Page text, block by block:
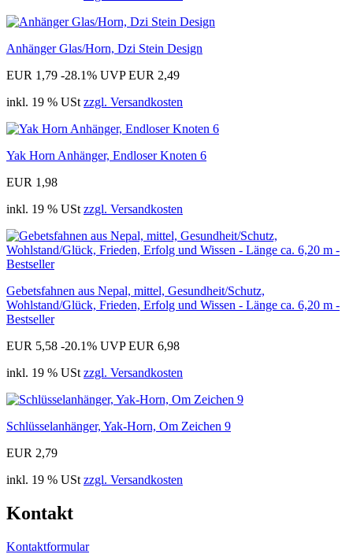
Anhänger Glas/Horn, Dzi Stein Design
EUR 1,79 -28.1% UVP EUR 2,49
inkl. 19 % USt zzgl. Versandkosten
Yak Horn Anhänger, Endloser Knoten 6
EUR 1,98
inkl. 19 % USt zzgl. Versandkosten
Gebetsfahnen aus Nepal, mittel, Gesundheit/Schutz,
Wohlstand/Glück, Frieden, Erfolg und Wissen - Länge ca. 6,20 m -
Bestseller
EUR 5,58 -20.1% UVP EUR 6,98
inkl. 19 % USt zzgl. Versandkosten
Schlüsselanhänger, Yak-Horn, Om Zeichen 9
EUR 2,79
inkl. 19 % USt zzgl. Versandkosten
Kontakt
Kontaktformular